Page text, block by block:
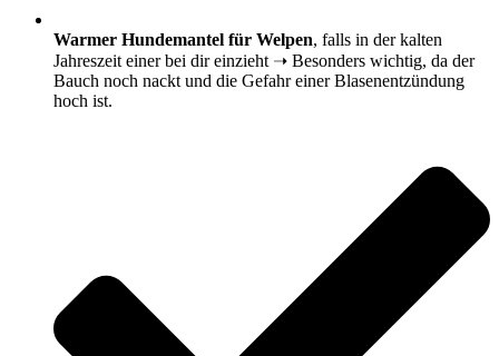
Warmer Hundemantel für Welpen, falls in der kalten
Jahreszeit einer bei dir einzieht ➝ Besonders wichtig, da der
Bauch noch nackt und die Gefahr einer Blasenentzündung
hoch ist.